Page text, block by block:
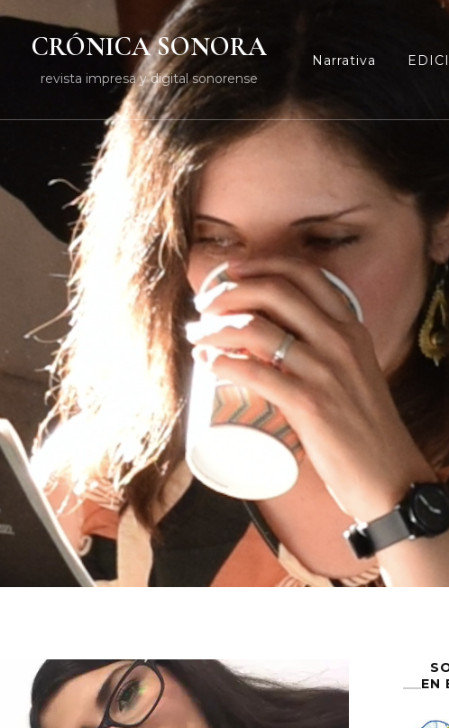
CRÓNICA SONORA
revista impresa y digital sonorense
Narrativa
EN